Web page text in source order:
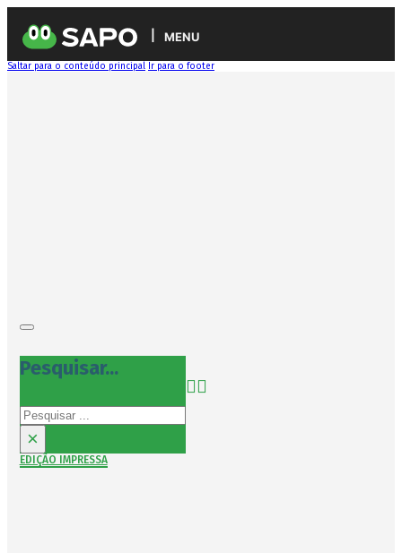
MENU
Saltar para o conteúdo principal Ir para o footer
Pesquisar...
Pesquisar
×
EDIÇÃO IMPRESSA